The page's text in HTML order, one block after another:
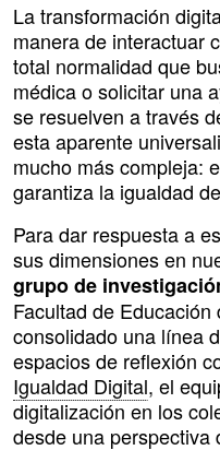
La transformación
manera de interactuar
total normalidad que
médica o solicitar una
se resuelven a través
esta aparente
mucho más compleja:
garantiza la igualdad
Para dar respuesta a
sus dimensiones en
grupo de
Facultad de
consolidado una línea
espacios de reflexión
Igualdad Digital, el
digitalización en los
desde una perspectiva